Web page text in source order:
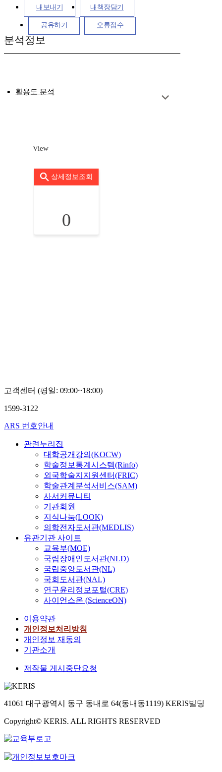
내보내기 내책장담기
공유하기 오류접수
분석정보
활용도 분석
View
상세정보조회
0
고객센터 (평일: 09:00~18:00)
1599-3122
ARS 번호안내
관련누리집
대학공개강의(KOCW)
학술정보통계시스템(Rinfo)
외국학술지지원센터(FRIC)
학술관계분석서비스(SAM)
사서커뮤니티
기관회원
지식나눔(LOOK)
의학전자도서관(MEDLIS)
유관기관 사이트
교육부(MOE)
국립장애인도서관(NLD)
국립중앙도서관(NL)
국회도서관(NAL)
연구윤리정보포털(CRE)
사이언스온 (ScienceON)
이용약관
개인정보처리방침
개인정보 재동의
기관소개
저작물 게시중단요청
41061 대구광역시 동구 동내로 64(동내동1119) KERIS빌딩
Copyright© KERIS. ALL RIGHTS RESERVED